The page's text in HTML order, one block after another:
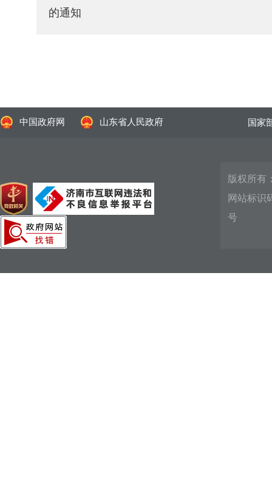
的通知
中国政府网 山东省人民政府 国家
版权所有
网站标识
号